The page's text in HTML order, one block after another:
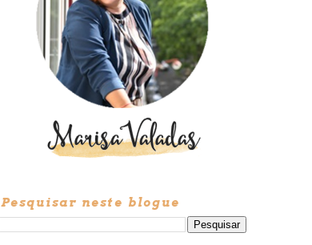
Pesquisar neste blogue